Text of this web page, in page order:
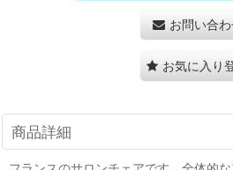
お問い合
お気に入り
商品詳細